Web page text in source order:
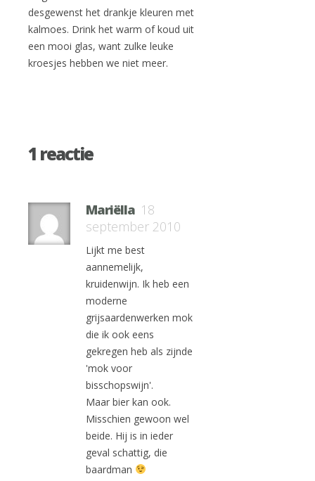
desgewenst het drankje kleuren met
kalmoes. Drink het warm of koud uit
een mooi glas, want zulke leuke
kroesjes hebben we niet meer.
1 reactie
Mariëlla 18
september 2010
Lijkt me best
aannemelijk,
kruidenwijn. Ik heb een
moderne
grijsaardenwerken mok
die ik ook eens
gekregen heb als zijnde
'mok voor
bisschopswijn'.
Maar bier kan ook.
Misschien gewoon wel
beide. Hij is in ieder
geval schattig, die
baardman